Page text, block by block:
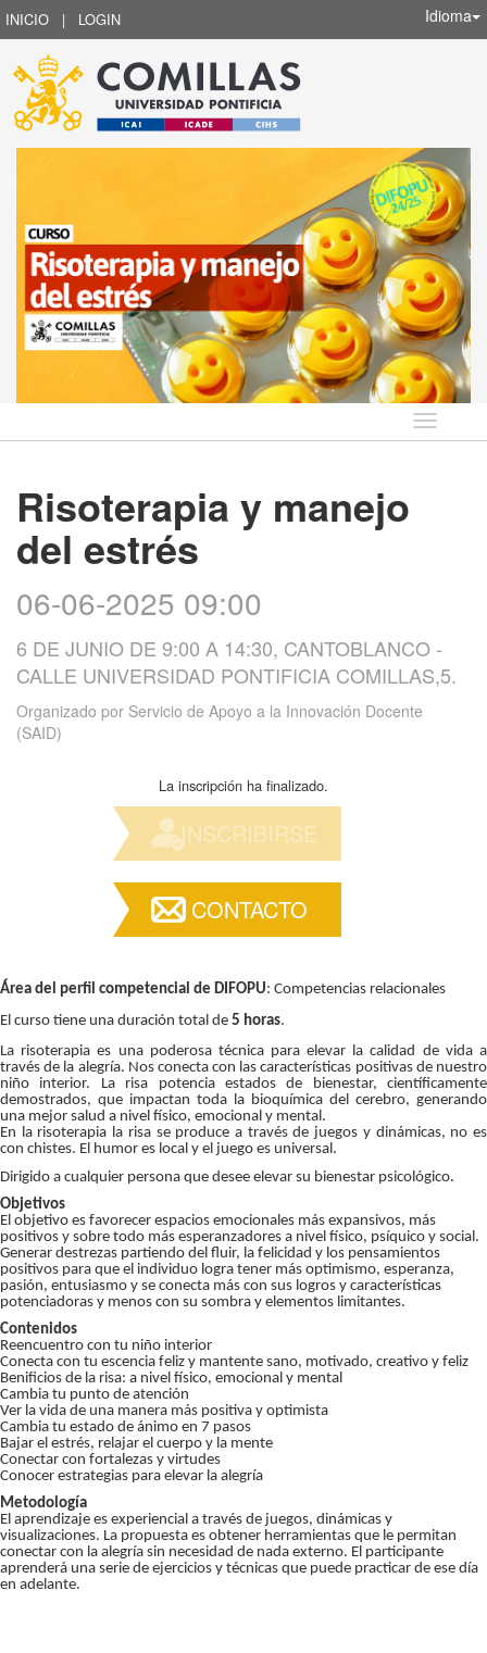
INICIO | LOGIN Idioma
Idioma
Risoterapia y manejo
del estrés
06-06-2025 09:00
6 DE JUNIO DE 9:00 A 14:30, CANTOBLANCO -
CALLE UNIVERSIDAD PONTIFICIA COMILLAS,5.
Organizado por Servicio de Apoyo a la Innovación Docente
(SAID)
La inscripción ha finalizado.
INSCRIBIRSE
CONTACTO
Área del perfil competencial de DIFOPU: Competencias relacionales
El curso tiene una duración total de 5 horas.
La risoterapia es una poderosa técnica para elevar la calidad de vida a
través de la alegría. Nos conecta con las características positivas de nuestro
niño interior. La risa potencia estados de bienestar, científicamente
demostrados, que impactan toda la bioquímica del cerebro, generando
una mejor salud a nivel físico, emocional y mental.
En la risoterapia la risa se produce a través de juegos y dinámicas, no es
con chistes. El humor es local y el juego es universal.
Dirigido a cualquier persona que desee elevar su bienestar psicológico.
Objetivos
El objetivo es favorecer espacios emocionales más expansivos, más
positivos y sobre todo más esperanzadores a nivel físico, psíquico y social.
Generar destrezas partiendo del fluir, la felicidad y los pensamientos
positivos para que el individuo logra tener más optimismo, esperanza,
pasión, entusiasmo y se conecta más con sus logros y características
potenciadoras y menos con su sombra y elementos limitantes.
Contenidos
Reencuentro con tu niño interior
Conecta con tu escencia feliz y mantente sano, motivado, creativo y feliz
Benificios de la risa: a nivel físico, emocional y mental
Cambia tu punto de atención
Ver la vida de una manera más positiva y optimista
Cambia tu estado de ánimo en 7 pasos
Bajar el estrés, relajar el cuerpo y la mente
Conectar con fortalezas y virtudes
Conocer estrategias para elevar la alegría
Metodología
El aprendizaje es experiencial a través de juegos, dinámicas y
visualizaciones. La propuesta es obtener herramientas que le permitan
conectar con la alegría sin necesidad de nada externo. El participante
aprenderá una serie de ejercicios y técnicas que puede practicar de ese día
en adelante.